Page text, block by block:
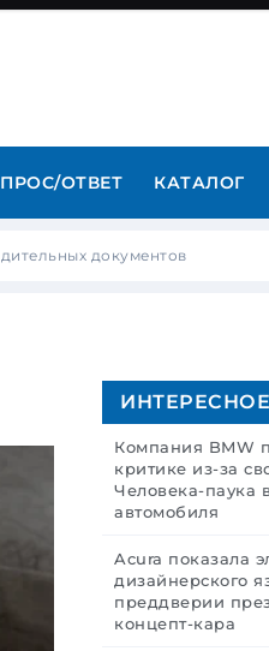
ОТВЕТ КАТАЛОГ
документов
ИНТЕРЕСНОЕ
Компания BMW
критике из-за
Человека-паука
автомобиля
Acura показала
дизайнерского
преддверии
концепт-кара